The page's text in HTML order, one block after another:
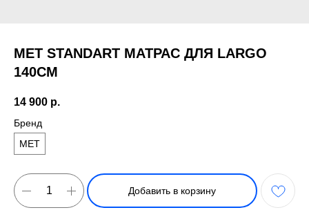
MET STANDART МАТРАС ДЛЯ LARGO
140СМ
14 900 р.
Бренд
MET
Добавить в корзину